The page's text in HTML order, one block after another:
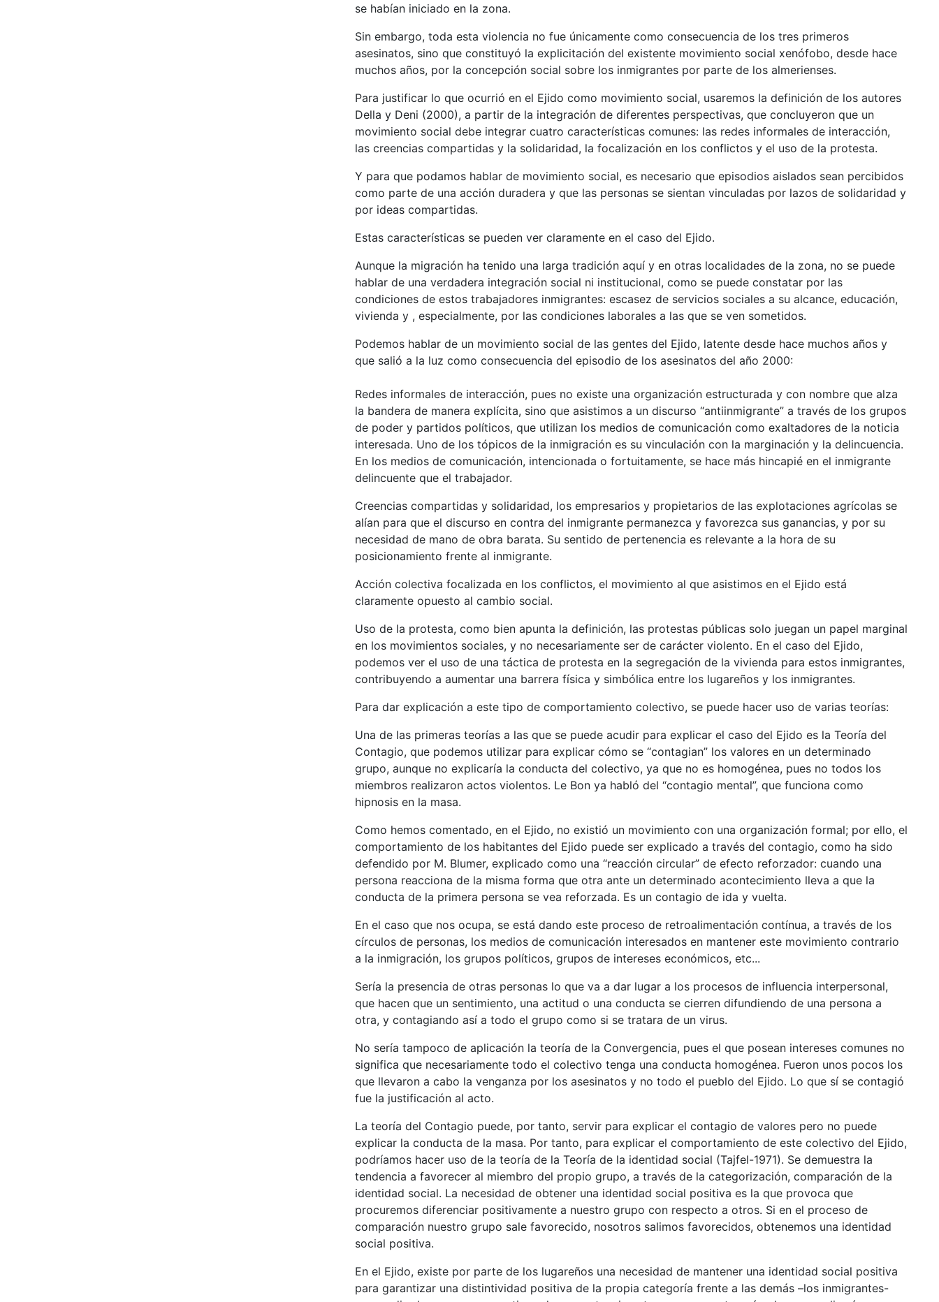
se habían iniciado en la zona.
Sin embargo, toda esta violencia no fue únicamente como consecuencia de los tres primeros
asesinatos, sino que constituyó la explicitación del existente movimiento social xenófobo, desde hace
muchos años, por la concepción social sobre los inmigrantes por parte de los almerienses.
Para justificar lo que ocurrió en el Ejido como movimiento social, usaremos la definición de los autores
Della y Deni (2000), a partir de la integración de diferentes perspectivas, que concluyeron que un
movimiento social debe integrar cuatro características comunes: las redes informales de interacción,
las creencias compartidas y la solidaridad, la focalización en los conflictos y el uso de la protesta.
Y para que podamos hablar de movimiento social, es necesario que episodios aislados sean percibidos
como parte de una acción duradera y que las personas se sientan vinculadas por lazos de solidaridad y
por ideas compartidas.
Estas características se pueden ver claramente en el caso del Ejido.
Aunque la migración ha tenido una larga tradición aquí y en otras localidades de la zona, no se puede
hablar de una verdadera integración social ni institucional, como se puede constatar por las
condiciones de estos trabajadores inmigrantes: escasez de servicios sociales a su alcance, educación,
vivienda y , especialmente, por las condiciones laborales a las que se ven sometidos.
Podemos hablar de un movimiento social de las gentes del Ejido, latente desde hace muchos años y
que salió a la luz como consecuencia del episodio de los asesinatos del año 2000:
Redes informales de interacción, pues no existe una organización estructurada y con nombre que alza
la bandera de manera explícita, sino que asistimos a un discurso “antiinmigrante” a través de los grupos
de poder y partidos políticos, que utilizan los medios de comunicación como exaltadores de la noticia
interesada. Uno de los tópicos de la inmigración es su vinculación con la marginación y la delincuencia.
En los medios de comunicación, intencionada o fortuitamente, se hace más hincapié en el inmigrante
delincuente que el trabajador.
Creencias compartidas y solidaridad, los empresarios y propietarios de las explotaciones agrícolas se
alían para que el discurso en contra del inmigrante permanezca y favorezca sus ganancias, y por su
necesidad de mano de obra barata. Su sentido de pertenencia es relevante a la hora de su
posicionamiento frente al inmigrante.
Acción colectiva focalizada en los conflictos, el movimiento al que asistimos en el Ejido está
claramente opuesto al cambio social.
Uso de la protesta, como bien apunta la definición, las protestas públicas solo juegan un papel marginal
en los movimientos sociales, y no necesariamente ser de carácter violento. En el caso del Ejido,
podemos ver el uso de una táctica de protesta en la segregación de la vivienda para estos inmigrantes,
contribuyendo a aumentar una barrera física y simbólica entre los lugareños y los inmigrantes.
Para dar explicación a este tipo de comportamiento colectivo, se puede hacer uso de varias teorías:
Una de las primeras teorías a las que se puede acudir para explicar el caso del Ejido es la Teoría del
Contagio, que podemos utilizar para explicar cómo se “contagian” los valores en un determinado
grupo, aunque no explicaría la conducta del colectivo, ya que no es homogénea, pues no todos los
miembros realizaron actos violentos. Le Bon ya habló del “contagio mental”, que funciona como
hipnosis en la masa.
Como hemos comentado, en el Ejido, no existió un movimiento con una organización formal; por ello, el
comportamiento de los habitantes del Ejido puede ser explicado a través del contagio, como ha sido
defendido por M. Blumer, explicado como una “reacción circular” de efecto reforzador: cuando una
persona reacciona de la misma forma que otra ante un determinado acontecimiento lleva a que la
conducta de la primera persona se vea reforzada. Es un contagio de ida y vuelta.
En el caso que nos ocupa, se está dando este proceso de retroalimentación contínua, a través de los
círculos de personas, los medios de comunicación interesados en mantener este movimiento contrario
a la inmigración, los grupos políticos, grupos de intereses económicos, etc...
Sería la presencia de otras personas lo que va a dar lugar a los procesos de influencia interpersonal,
que hacen que un sentimiento, una actitud o una conducta se cierren difundiendo de una persona a
otra, y contagiando así a todo el grupo como si se tratara de un virus.
No sería tampoco de aplicación la teoría de la Convergencia, pues el que posean intereses comunes no
significa que necesariamente todo el colectivo tenga una conducta homogénea. Fueron unos pocos los
que llevaron a cabo la venganza por los asesinatos y no todo el pueblo del Ejido. Lo que sí se contagió
fue la justificación al acto.
La teoría del Contagio puede, por tanto, servir para explicar el contagio de valores pero no puede
explicar la conducta de la masa. Por tanto, para explicar el comportamiento de este colectivo del Ejido,
podríamos hacer uso de la teoría de la Teoría de la identidad social (Tajfel-1971). Se demuestra la
tendencia a favorecer al miembro del propio grupo, a través de la categorización, comparación de la
identidad social. La necesidad de obtener una identidad social positiva es la que provoca que
procuremos diferenciar positivamente a nuestro grupo con respecto a otros. Si en el proceso de
comparación nuestro grupo sale favorecido, nosotros salimos favorecidos, obtenemos una identidad
social positiva.
En el Ejido, existe por parte de los lugareños una necesidad de mantener una identidad social positiva
para garantizar una distintividad positiva de la propia categoría frente a las demás –los inmigrantes-